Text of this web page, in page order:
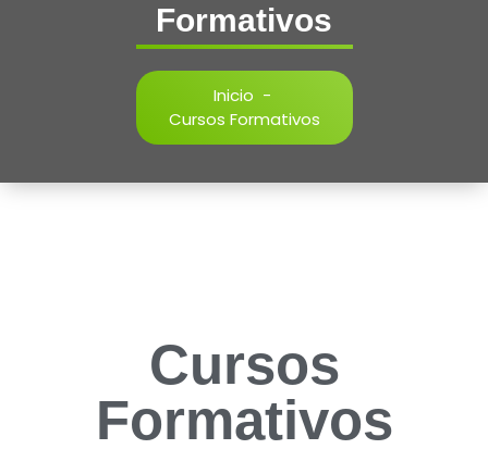
Formativos
Inicio -
Cursos Formativos
Cursos
Formativos